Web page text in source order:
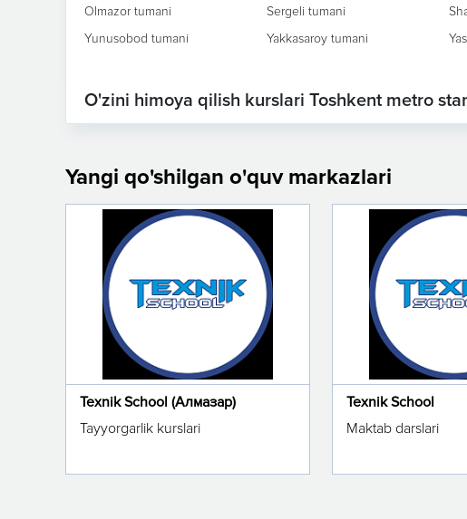
Olmazor tumani
Sergeli tumani
Yunusobod tumani
Yakkasaroy tumani
O'zini himoya qilish kurslari Toshkent metro
Yangi qo'shilgan o'quv markazlari
Texnik School (Алмазар)
Tayyorgarlik kurslari
Texnik School
Maktab darslari